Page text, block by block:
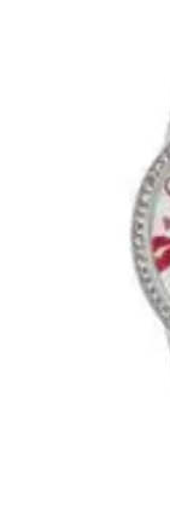
Montres